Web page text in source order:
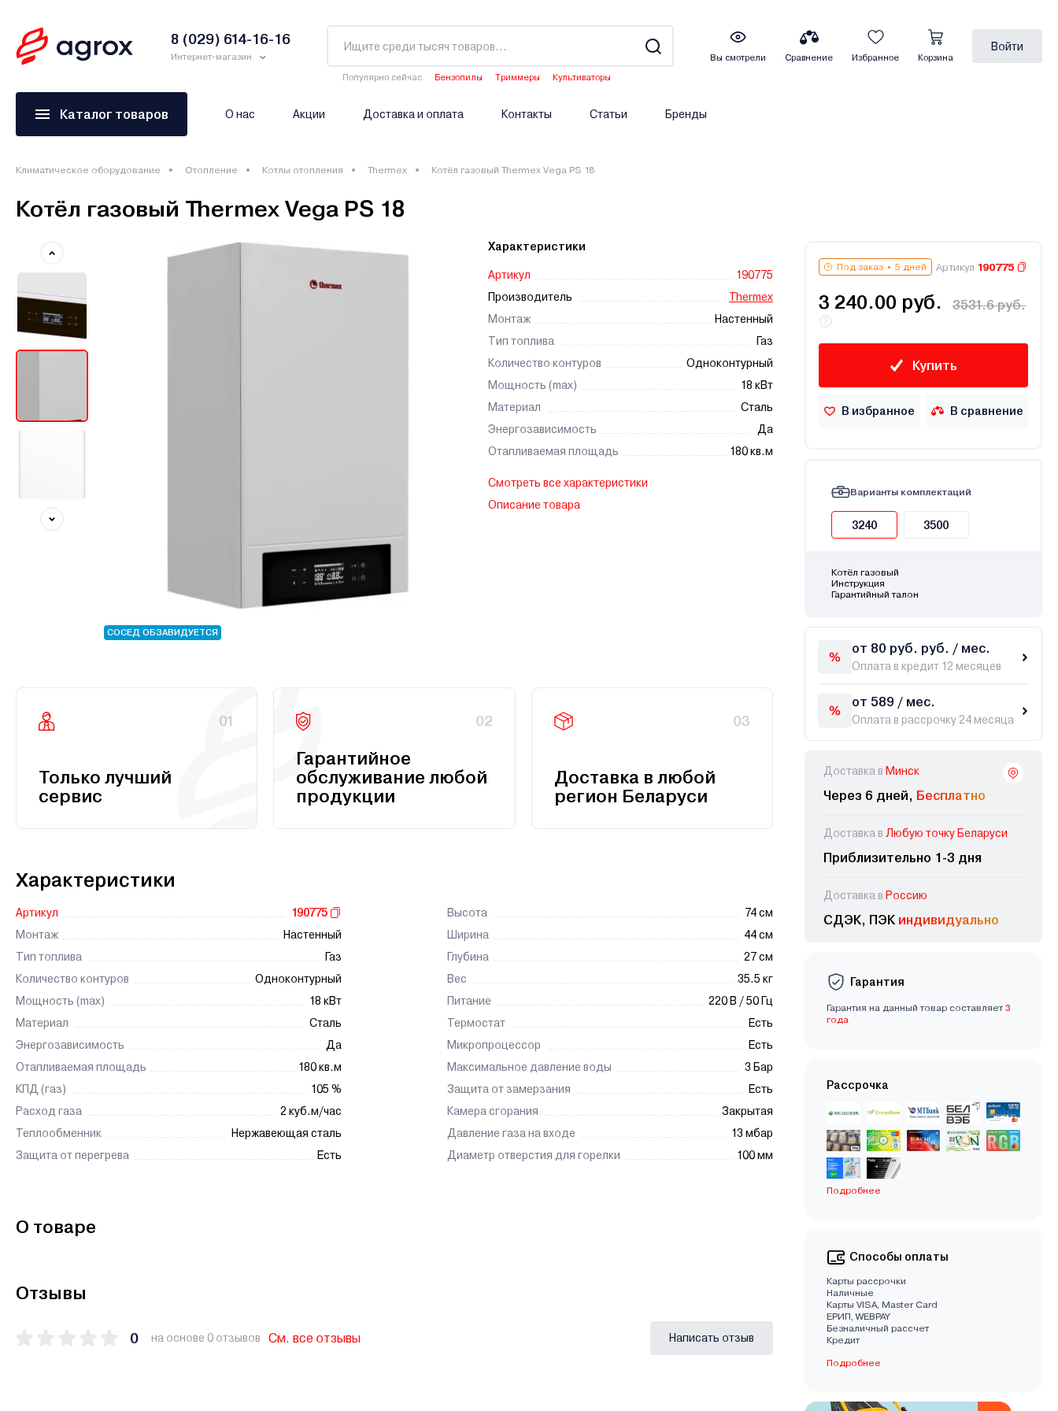
8 (029) 614-16-16
Интернет-магазин
Популярно сейчас Бензопилы Триммеры
Культиваторы
Вы смотрели Сравнение Избранное Корзина
Войти
Каталог товаров О нас Акции Доставка и оплата Контакты Статьи Бренды
Климатическое оборудование Отопление Котлы отопления Thermex Котёл газовый Thermex Vega PS 18
Котёл газовый Thermex Vega PS 18
СОСЕД ОБЗАВИДУЕТСЯ
Характеристики
Артикул
190775
Производитель
Thermex
Монтаж
Настенный
Тип топлива
Газ
Количество контуров
Одноконтурный
Мощность (max)
18 кВт
Материал
Сталь
Энергозависимость
Да
Отапливаемая площадь
180 кв.м
Смотреть все характеристики
Описание товара
01
Только лучший
сервис
02
Гарантийное
обслуживание любой
продукции
03
Доставка в любой
регион Беларуси
Характеристики
Артикул
190775
Монтаж
Настенный
Тип топлива
Газ
Количество контуров
Одноконтурный
Мощность (max)
18 кВт
Материал
Сталь
Энергозависимость
Да
Отапливаемая площадь
180 кв.м
КПД (газ)
105 %
Расход газа
2 куб.м/час
Теплообменник
Нержавеющая сталь
Защита от перегрева
Есть
Высота
74 см
Ширина
44 см
Глубина
27 см
Вес
35.5 кг
Питание
220 В / 50 Гц
Термостат
Есть
Микропроцессор
Есть
Максимальное давление воды
3 Бар
Защита от замерзания
Есть
Камера сгорания
Закрытая
Давление газа на входе
13 мбар
Диаметр отверстия для горелки
100 мм
О товаре
Отзывы
0 на основе 0 отзывов См. все отзывы Написать отзыв
Под заказ 5 дней Артикул 190775
3 240.00 руб. 3531.6 руб.
Купить
В избранное В сравнение
Варианты комплектаций
3240 3500
Котёл газовый
Инструкция
Гарантийный талон
от 80 руб. руб. / мес.
Оплата в кредит 12 месяцев
от 589 / мес.
Оплата в рассрочку 24 месяца
Доставка в Минск
Через 6 дней, Бесплатно
Доставка в Любую точку Беларуси
Приблизительно 1-3 дня
Доставка в Россию
СДЭК, ПЭК индивидуально
Гарантия
Гарантия на данный товар составляет 3
года
Рассрочка
Подробнее
Способы оплаты
Карты рассрочки
Наличные
Карты VISA, Master Card
EРИП, WEBPAY
Безналичный рассчет
Кредит
Подробнее